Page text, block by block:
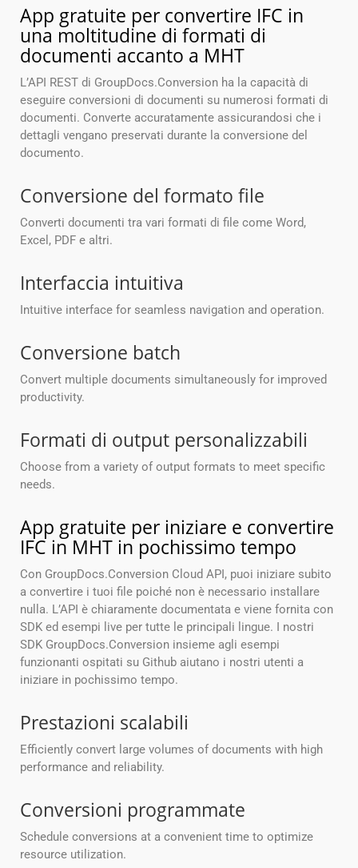
App gratuite per convertire IFC in
una moltitudine di formati di
documenti accanto a MHT
L’API REST di GroupDocs.Conversion ha la capacità di
eseguire conversioni di documenti su numerosi formati di
documenti. Converte accuratamente assicurandosi che i
dettagli vengano preservati durante la conversione del
documento.
Conversione del formato file
Converti documenti tra vari formati di file come Word,
Excel, PDF e altri.
Interfaccia intuitiva
Intuitive interface for seamless navigation and operation.
Conversione batch
Convert multiple documents simultaneously for improved
productivity.
Formati di output personalizzabili
Choose from a variety of output formats to meet specific
needs.
App gratuite per iniziare e convertire
IFC in MHT in pochissimo tempo
Con GroupDocs.Conversion Cloud API, puoi iniziare subito
a convertire i tuoi file poiché non è necessario installare
nulla. L’API è chiaramente documentata e viene fornita con
SDK ed esempi live per tutte le principali lingue. I nostri
SDK GroupDocs.Conversion insieme agli esempi
funzionanti ospitati su Github aiutano i nostri utenti a
iniziare in pochissimo tempo.
Prestazioni scalabili
Efficiently convert large volumes of documents with high
performance and reliability.
Conversioni programmate
Schedule conversions at a convenient time to optimize
resource utilization.